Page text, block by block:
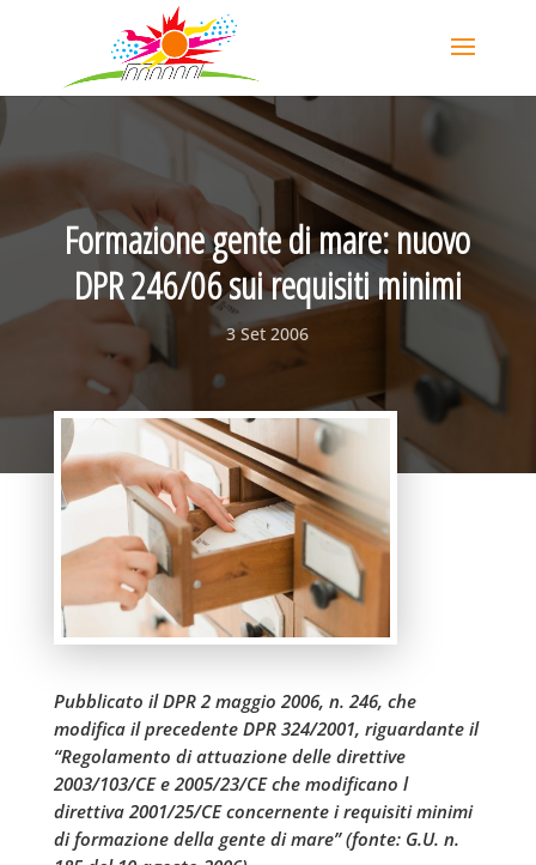
Formazione gente di mare: nuovo
DPR 246/06 sui requisiti minimi
3 Set 2006
Pubblicato il DPR 2 maggio 2006, n. 246, che
modifica il precedente DPR 324/2001, riguardante il
“Regolamento di attuazione delle direttive
2003/103/CE e 2005/23/CE che modificano l
direttiva 2001/25/CE concernente i requisiti minimi
di formazione della gente di mare” (fonte: G.U. n.